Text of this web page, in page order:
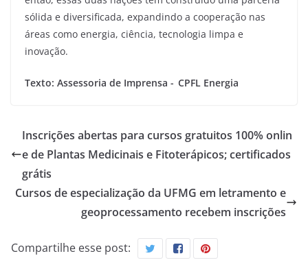
sólida e diversificada, expandindo a cooperação nas
áreas como energia, ciência, tecnologia limpa e
inovação.
Texto: Assessoria de Imprensa - CPFL Energia
Inscrições abertas para cursos gratuitos 100% onlin
e de Plantas Medicinais e Fitoterápicos; certificados
grátis
Cursos de especialização da UFMG em letramento e
geoprocessamento recebem inscrições
Compartilhe esse post: